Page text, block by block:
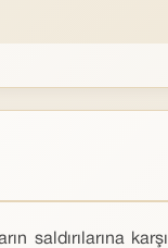
saldırılarına